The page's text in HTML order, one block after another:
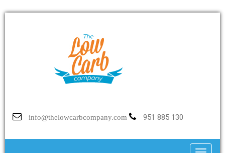
info@thelowcarbcompany.com 951 885 130